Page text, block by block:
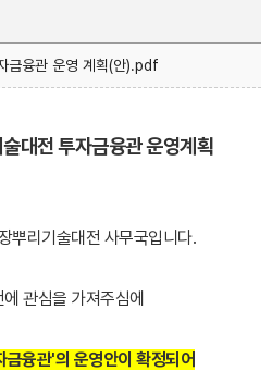
금융관 운영 계획(안).pdf
대전 투자금융관 운영계획
뿌리기술대전 사무국입니다.
관심을 가져주심에
융관'의 운영안이 확정되어